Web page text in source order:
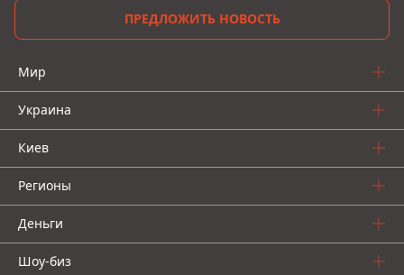
ПРЕДЛОЖИТЬ НОВОСТЬ
Мир
Украина
Киев
Регионы
Деньги
Шоу-биз